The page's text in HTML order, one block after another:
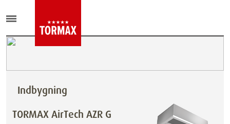
Indbygning
TORMAX AirTech AZR G